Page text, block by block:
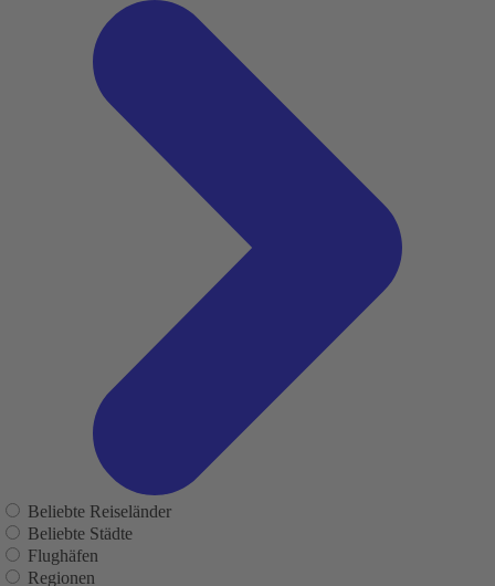
Beliebte Reiseländer
Beliebte Städte
Flughäfen
Regionen